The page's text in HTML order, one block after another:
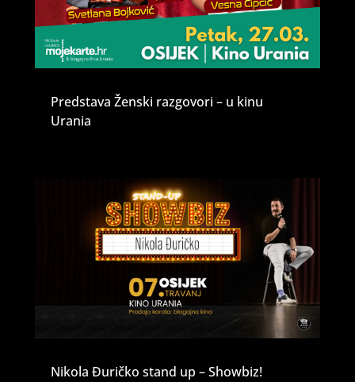
Predstava Ženski razgovori – u kinu
Urania
Nikola Đuričko stand up – Showbiz!